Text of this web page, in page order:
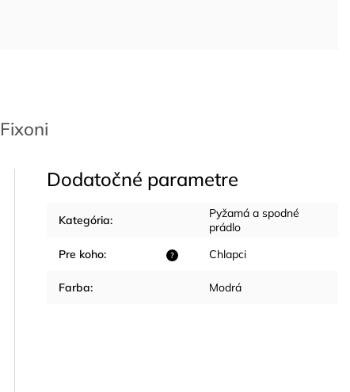
Fixoni
Dodatočné parametre
Kategória:
Pyžamá a spodné
prádlo
?
Pre koho: Chlapci
Farba: Modrá